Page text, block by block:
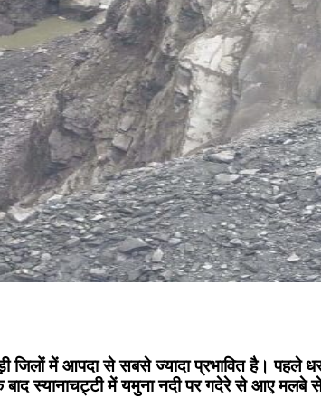
जिलों में आपदा से सबसे ज्यादा प्रभावित है। पहले
स्यानाचट्टी में यमुना नदी पर गदेरे से आए मलबे